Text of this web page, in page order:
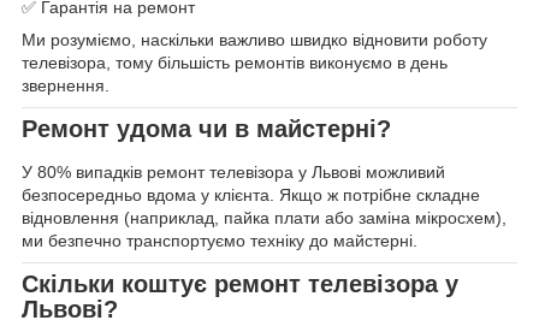
✅ Гарантія на ремонт
Ми розуміємо, наскільки важливо швидко відновити роботу
телевізора, тому більшість ремонтів виконуємо в день
звернення.
Ремонт удома чи в майстерні?
У 80% випадків ремонт телевізора у Львові можливий
безпосередньо вдома у клієнта. Якщо ж потрібне складне
відновлення (наприклад, пайка плати або заміна мікросхем),
ми безпечно транспортуємо техніку до майстерні.
Скільки коштує ремонт телевізора у
Львові?